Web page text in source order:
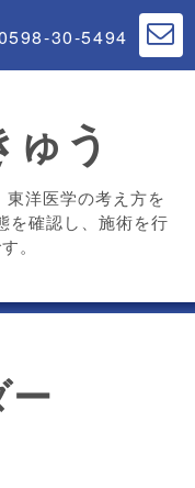
30-5494
う
洋医学の考え方を
を確認し、施術を行
。
ー